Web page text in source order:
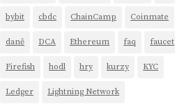
bybit cbdc ChainCamp Coinmate
daně DCA Ethereum faq faucet
Firefish hodl hry kurzy KYC
Ledger Lightning Network